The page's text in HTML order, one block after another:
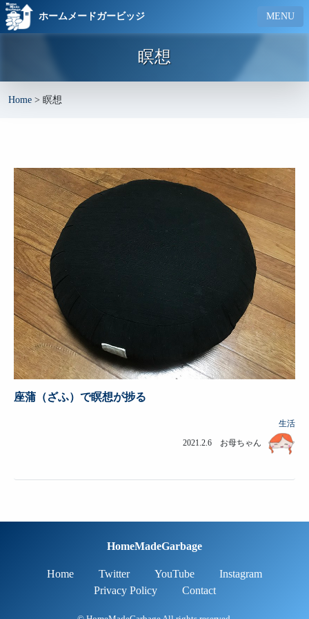
ホームメードガービッジ MENU
瞑想
Home > 瞑想
座蒲（ざふ）で瞑想が捗る
生活
2021.2.6 お母ちゃん
HomeMadeGarbage
Home Twitter YouTube
Instagram
Privacy Policy
Contact